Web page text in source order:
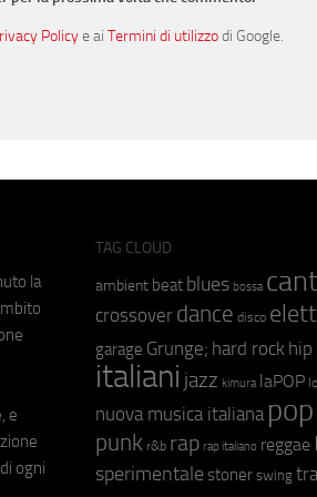
Policye ai Termini di utilizzodi Google.
la
e
ogni
TAG CLOUD
ambient beat blues bossa
crossover dance disco
garage Grunge; hard rock hip
italiani jazz kimura laPOP
nuova musica italiana pop
punk r&b rap rap italiano reggae
sperimentale stoner swing